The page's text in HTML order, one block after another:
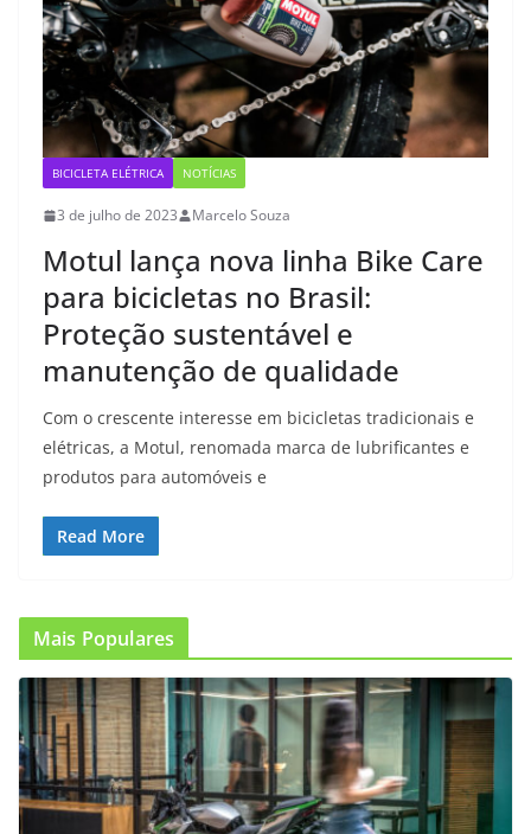
BICICLETA ELÉTRICA NOTÍCIAS
3 de julho de 2023 Marcelo Souza
Motul lança nova linha Bike Care
para bicicletas no Brasil:
Proteção sustentável e
manutenção de qualidade
Com o crescente interesse em bicicletas tradicionais e
elétricas, a Motul, renomada marca de lubrificantes e
produtos para automóveis e
Read More
Mais Populares